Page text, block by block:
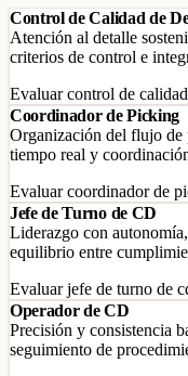
Control de Calidad de
Atención al detalle
criterios de control e
Evaluar control de
Coordinador de Picking
Organización del flujo de
tiempo real y
Evaluar coordinador de
Jefe de Turno de CD
Liderazgo con
equilibrio entre
Evaluar jefe de turno de
Operador de CD
Precisión y consistencia
seguimiento de